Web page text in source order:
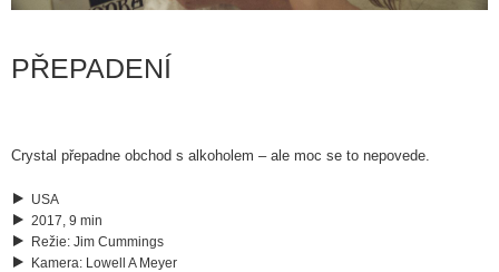
PŘEPADENÍ
Crystal přepadne obchod s alkoholem – ale moc se to nepovede.
USA
2017, 9 min
Režie: Jim Cummings
Kamera: Lowell A Meyer